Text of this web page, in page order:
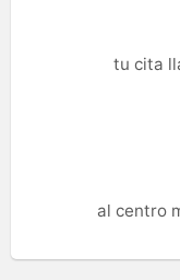
tu cita
al centro